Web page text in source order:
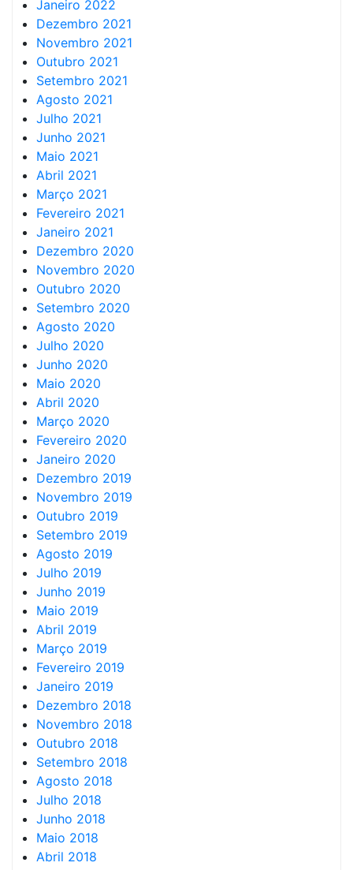
Janeiro 2022
Dezembro 2021
Novembro 2021
Outubro 2021
Setembro 2021
Agosto 2021
Julho 2021
Junho 2021
Maio 2021
Abril 2021
Março 2021
Fevereiro 2021
Janeiro 2021
Dezembro 2020
Novembro 2020
Outubro 2020
Setembro 2020
Agosto 2020
Julho 2020
Junho 2020
Maio 2020
Abril 2020
Março 2020
Fevereiro 2020
Janeiro 2020
Dezembro 2019
Novembro 2019
Outubro 2019
Setembro 2019
Agosto 2019
Julho 2019
Junho 2019
Maio 2019
Abril 2019
Março 2019
Fevereiro 2019
Janeiro 2019
Dezembro 2018
Novembro 2018
Outubro 2018
Setembro 2018
Agosto 2018
Julho 2018
Junho 2018
Maio 2018
Abril 2018